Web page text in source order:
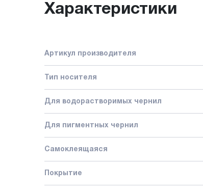
Характеристики
Артикул производителя
Тип носителя
Для водорастворимых чернил
Для пигментных чернил
Самоклеящаяся
Покрытие